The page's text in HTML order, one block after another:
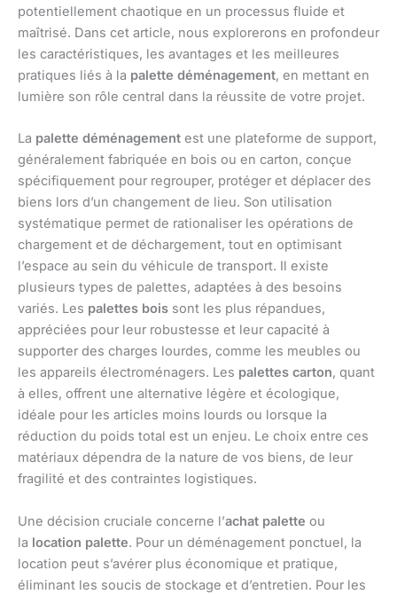
potentiellement chaotique en un processus fluide et
maîtrisé. Dans cet article, nous explorerons en profondeur
les caractéristiques, les avantages et les meilleures
pratiques liés à la palette déménagement, en mettant en
lumière son rôle central dans la réussite de votre projet.
La palette déménagement est une plateforme de support,
généralement fabriquée en bois ou en carton, conçue
spécifiquement pour regrouper, protéger et déplacer des
biens lors d’un changement de lieu. Son utilisation
systématique permet de rationaliser les opérations de
chargement et de déchargement, tout en optimisant
l’espace au sein du véhicule de transport. Il existe
plusieurs types de palettes, adaptées à des besoins
variés. Les palettes bois sont les plus répandues,
appréciées pour leur robustesse et leur capacité à
supporter des charges lourdes, comme les meubles ou
les appareils électroménagers. Les palettes carton, quant
à elles, offrent une alternative légère et écologique,
idéale pour les articles moins lourds ou lorsque la
réduction du poids total est un enjeu. Le choix entre ces
matériaux dépendra de la nature de vos biens, de leur
fragilité et des contraintes logistiques.
Une décision cruciale concerne l’achat palette ou
la location palette. Pour un déménagement ponctuel, la
location peut s’avérer plus économique et pratique,
éliminant les soucis de stockage et d’entretien. Pour les